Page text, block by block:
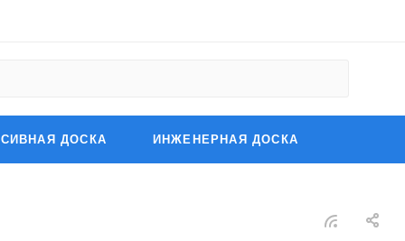
ДОСКА ИНЖЕНЕРНАЯ ДОСКА